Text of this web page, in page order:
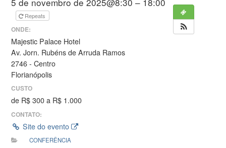
Repeats
ONDE:
Majestic Palace Hotel
Av. Jorn. Rubéns de Arruda Ramos
2746 - Centro
Florianópolis
CUSTO
de R$ 300 a R$ 1.000
CONTATO:
Site do evento
CONFERÊNCIA